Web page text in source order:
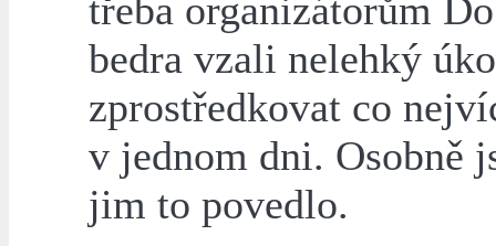
třeba organizátorům
bedra vzali nelehký
zprostředkovat co
v jednom dni. Osobně
jim to povedlo.